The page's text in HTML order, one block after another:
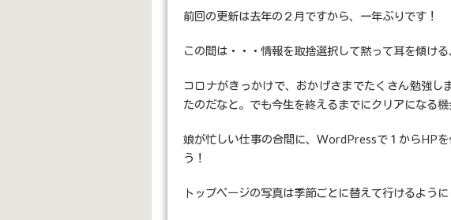
前回の更新は去年の２月ですから、一年ぶりです！
この間は・・・情報を取捨選択して黙って耳を傾け
コロナがきっかけで、おかげさまでたくさん勉強
たのだなと。でも今生を終えるまでにクリアになる
娘が忙しい仕事の合間に、WordPressで１からHP
う！
トップページの写真は季節ごとに替えて行けるよう